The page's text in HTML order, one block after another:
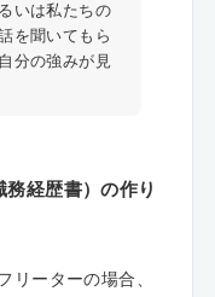
いは私たちの
を聞いてもら
分の強みが見
経歴書）の作り
リーターの場合、